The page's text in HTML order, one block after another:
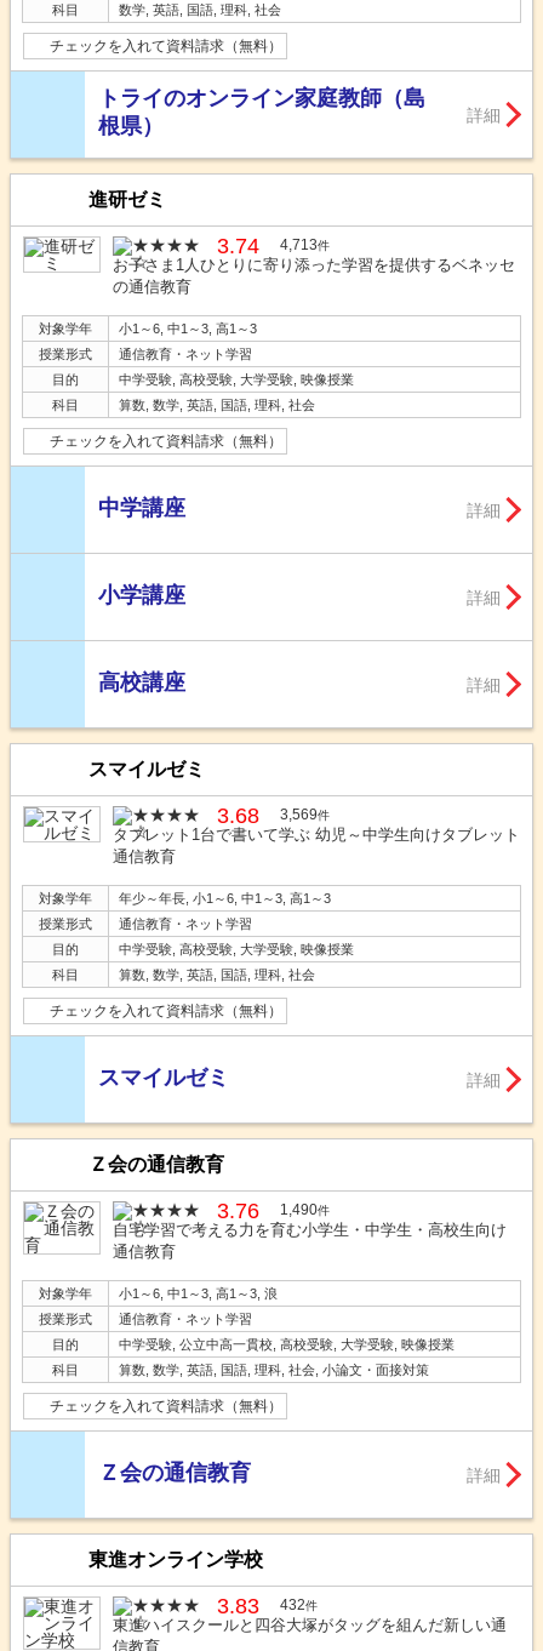
科目
数学, 英語, 国語, 理科, 社会
チェックを入れて資料請求（無料）
トライのオンライン家庭教師（島
根県）
詳細
進研ゼミ
3.74 4,713件
お子さま1人ひとりに寄り添った学習を提供するベネッセ
の通信教育
対象学年
小1～6, 中1～3, 高1～3
授業形式
通信教育・ネット学習
目的
中学受験, 高校受験, 大学受験, 映像授業
科目
算数, 数学, 英語, 国語, 理科, 社会
チェックを入れて資料請求（無料）
中学講座 詳細
小学講座 詳細
高校講座 詳細
スマイルゼミ
3.68 3,569件
タブレット1台で書いて学ぶ 幼児～中学生向けタブレット
通信教育
対象学年
年少～年長, 小1～6, 中1～3, 高1～3
授業形式
通信教育・ネット学習
目的
中学受験, 高校受験, 大学受験, 映像授業
科目
算数, 数学, 英語, 国語, 理科, 社会
チェックを入れて資料請求（無料）
スマイルゼミ 詳細
Ｚ会の通信教育
3.76 1,490件
自宅学習で考える力を育む小学生・中学生・高校生向け
通信教育
対象学年
小1～6, 中1～3, 高1～3, 浪
授業形式
通信教育・ネット学習
目的
中学受験, 公立中高一貫校, 高校受験, 大学受験, 映像授業
科目
算数, 数学, 英語, 国語, 理科, 社会, 小論文・面接対策
チェックを入れて資料請求（無料）
Ｚ会の通信教育 詳細
東進オンライン学校
3.83 432件
東進ハイスクールと四谷大塚がタッグを組んだ新しい通
信教育